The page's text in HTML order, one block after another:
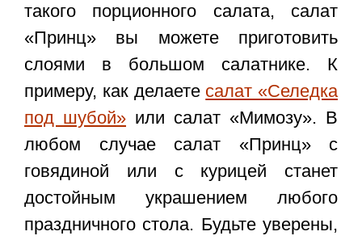
такого порционного салата, салат
«Принц» вы можете приготовить
слоями в большом салатнике. К
примеру, как делаете салат «Селедка
под шубой» или салат «Мимозу». В
любом случае салат «Принц» с
говядиной или с курицей станет
достойным украшением любого
праздничного стола. Будьте уверены,